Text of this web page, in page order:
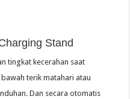
Stand
tingkat kecerahan saat
terik matahari atau
Dan secara otomatis